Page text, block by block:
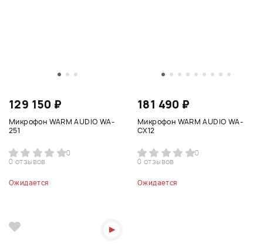
129 150 ₽
Микрофон WARM AUDIO WA-
251
0
0 отзывов
Ожидается
181 490 ₽
Микрофон WARM AUDIO WA-
CX12
0
0 отзывов
Ожидается